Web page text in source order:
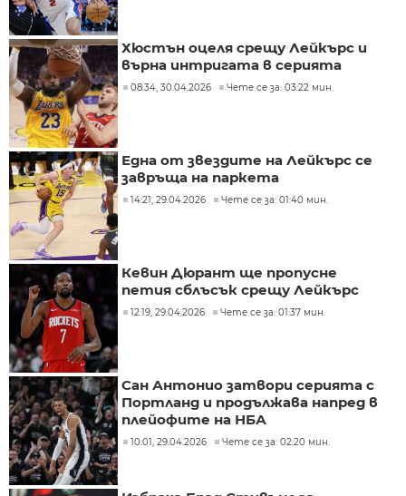
Хюстън оцеля срещу Лейкърс и
върна интригата в серията
08:34, 30.04.2026 Чете се за: 03:22 мин.
Една от звездите на Лейкърс се
завръща на паркета
14:21, 29.04.2026 Чете се за: 01:40 мин.
Кевин Дюрант ще пропусне
петия сблъсък срещу Лейкърс
12:19, 29.04.2026 Чете се за: 01:37 мин.
Сан Антонио затвори серията с
Портланд и продължава напред в
плейофите на НБА
10:01, 29.04.2026 Чете се за: 02:20 мин.